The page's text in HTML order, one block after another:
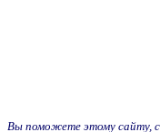
Вы поможете этому сайту,